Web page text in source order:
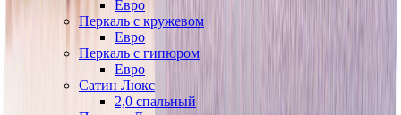
Евро
Перкаль с кружевом
Евро
Перкаль с гипюром
Евро
Сатин Люкс
2,0 спальный